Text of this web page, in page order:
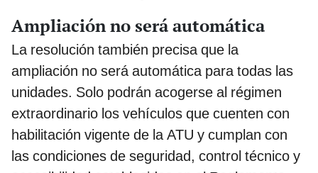
Ampliación no será automática
La resolución también precisa que la
ampliación no será automática para todas las
unidades. Solo podrán acogerse al régimen
extraordinario los vehículos que cuenten con
habilitación vigente de la ATU y cumplan con
las condiciones de seguridad, control técnico y